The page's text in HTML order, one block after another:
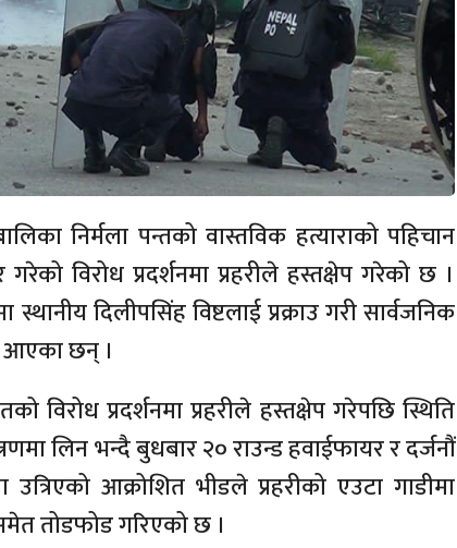
निर्मला पन्तको वास्तविक हत्याराको पहिचान
विरोध प्रदर्शनमा प्रहरीले हस्तक्षेप गरेको छ ।
दिलीपसिंह विष्टलाई प्रक्राउ गरी सार्वजनिक
आएका छन् ।
विरोध प्रदर्शनमा प्रहरीले हस्तक्षेप गरेपछि स्थिति
लिन भन्दै बुधबार २० राउन्ड हवाईफायर र दर्जनौं
आक्रोशित भीडले प्रहरीको एउटा गाडीमा
तोडफोड गरिएको छ ।